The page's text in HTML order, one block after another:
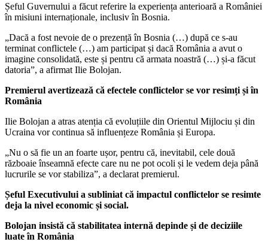
Șeful Guvernului a făcut referire la experiența anterioară a României
în misiuni internaționale, inclusiv în Bosnia.
„Dacă a fost nevoie de o prezență în Bosnia (…) după ce s-au
terminat conflictele (…) am participat și dacă România a avut o
imagine consolidată, este și pentru că armata noastră (…) și-a făcut
datoria”, a afirmat Ilie Bolojan.
Premierul avertizează că efectele conflictelor se vor resimți și în
România
Ilie Bolojan a atras atenția că evoluțiile din Orientul Mijlociu și din
Ucraina vor continua să influențeze România și Europa.
„Nu o să fie un an foarte ușor, pentru că, inevitabil, cele două
războaie înseamnă efecte care nu ne pot ocoli și le vedem deja până
lucrurile se vor stabiliza”, a declarat premierul.
Șeful Executivului a subliniat că impactul conflictelor se resimte
deja la nivel economic și social.
Bolojan insistă că stabilitatea internă depinde și de deciziile
luate în România